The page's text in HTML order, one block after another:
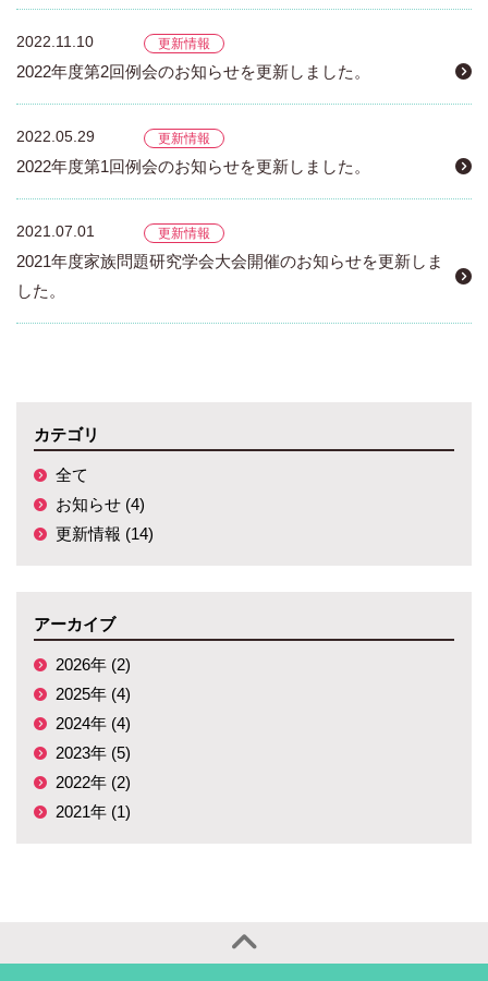
2022.11.10 更新情報
2022年度第2回例会のお知らせを更新しました。
2022.05.29 更新情報
2022年度第1回例会のお知らせを更新しました。
2021.07.01 更新情報
2021年度家族問題研究学会大会開催のお知らせを更新しま
した。
カテゴリ
全て
お知らせ (4)
更新情報 (14)
アーカイブ
2026年 (2)
2025年 (4)
2024年 (4)
2023年 (5)
2022年 (2)
2021年 (1)